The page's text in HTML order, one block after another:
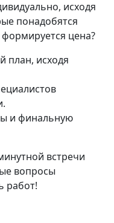
исходя
понадобятся
цена?
план, исходя
и финальную
встречи
вопросы
работ!